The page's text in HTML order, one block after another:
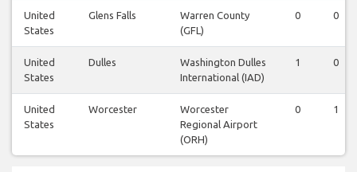
United
States
Glens Falls
Warren County
(GFL)
0 0
United
States
Dulles
Washington Dulles
International (IAD)
1 0
United
States
Worcester
Worcester
Regional Airport
(ORH)
0 1